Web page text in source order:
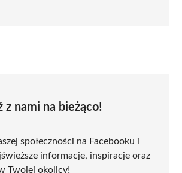
z nami na bieżąco!
społeczności na Facebooku i
informacje, inspiracje oraz
Twojej okolicy!